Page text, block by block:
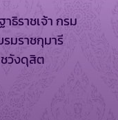
ธิราชเจ้า กรม
มราชกุมารี
วังดุสิต